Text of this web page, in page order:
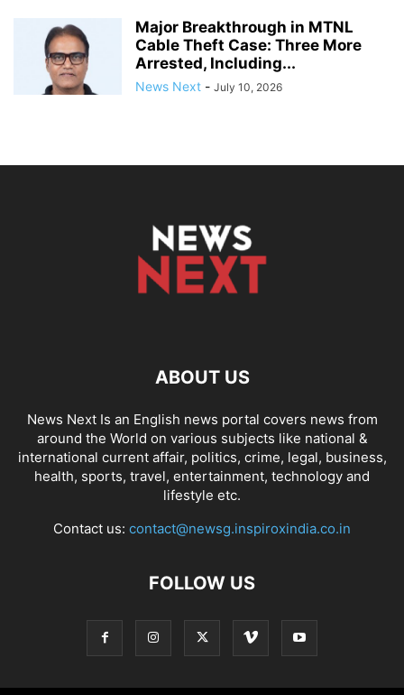
Major Breakthrough in MTNL
Cable Theft Case: Three More
Arrested, Including...
News Next - July 10, 2026
ABOUT US
News Next Is an English news portal covers news from
around the World on various subjects like national &
international current affair, politics, crime, legal, business,
health, sports, travel, entertainment, technology and
lifestyle etc.
Contact us: contact@newsg.inspiroxindia.co.in
FOLLOW US